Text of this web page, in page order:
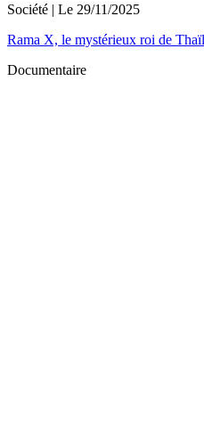
Société | Le 29/11/2025
Rama X, le mystérieux roi de
Documentaire